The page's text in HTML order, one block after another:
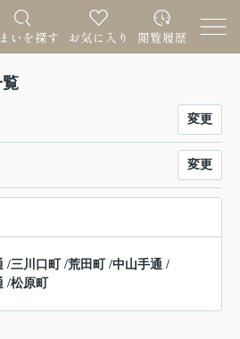
変更
変更
/三川口町/荒田町/中山手通 /
/松原町